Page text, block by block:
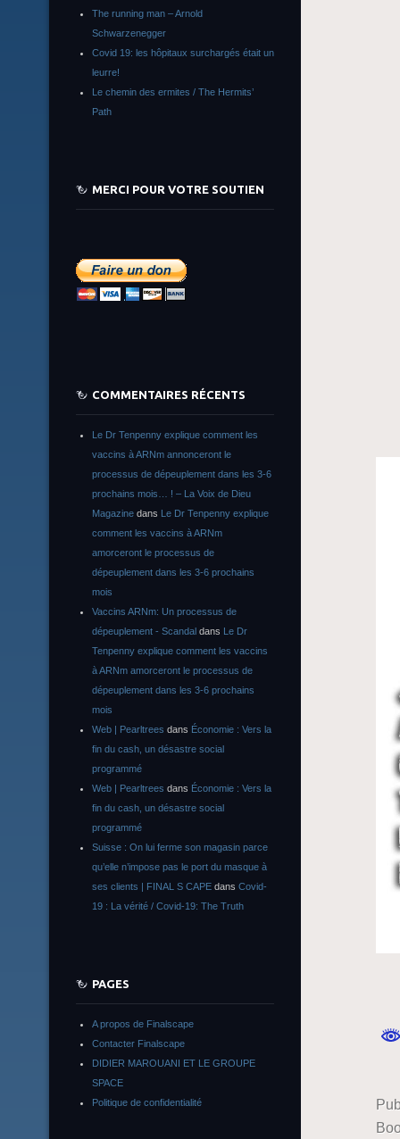
The running man – Arnold
Schwarzenegger
Covid 19: les hôpitaux surchargés était un
leurre!
Le chemin des ermites / The Hermits’
Path
MERCI POUR VOTRE SOUTIEN
COMMENTAIRES RÉCENTS
Le Dr Tenpenny explique comment les
vaccins à ARNm annonceront le
processus de dépeuplement dans les 3-6
prochains mois… ! – La Voix de Dieu
Magazine dans Le Dr Tenpenny explique
comment les vaccins à ARNm
amorceront le processus de
dépeuplement dans les 3-6 prochains
mois
Vaccins ARNm: Un processus de
dépeuplement - Scandal dans Le Dr
Tenpenny explique comment les vaccins
à ARNm amorceront le processus de
dépeuplement dans les 3-6 prochains
mois
Web | Pearltrees dans Économie : Vers la
fin du cash, un désastre social
programmé
Web | Pearltrees dans Économie : Vers la
fin du cash, un désastre social
programmé
Suisse : On lui ferme son magasin parce
qu’elle n’impose pas le port du masque à
ses clients | FINAL S CAPE dans Covid-
19 : La vérité / Covid-19: The Truth
PAGES
A propos de Finalscape
Contacter Finalscape
DIDIER MAROUANI ET LE GROUPE
SPACE
Politique de confidentialité